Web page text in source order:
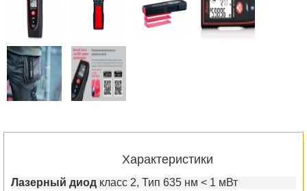
Характеристики
Лазерный диод класс 2, Тип 635 нм < 1 мВт